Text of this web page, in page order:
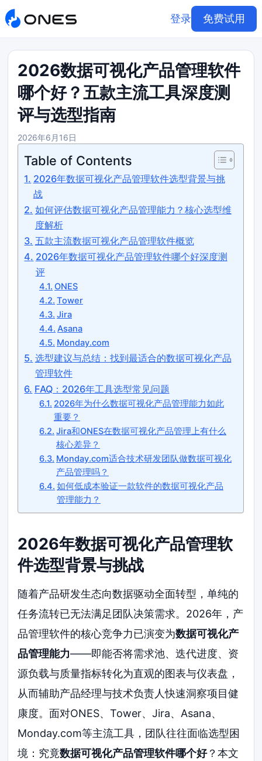
登录 免费试用
2026数据可视化产品管理软件
哪个好？五款主流工具深度测
评与选型指南
2026年6月16日
Table of Contents
2026年数据可视化产品管理软件选型背景与挑
战
如何评估数据可视化产品管理能力？核心选型维
度解析
五款主流数据可视化产品管理软件概览
2026年数据可视化产品管理软件哪个好深度测
评
ONES
Tower
Jira
Asana
Monday.com
选型建议与总结：找到最适合的数据可视化产品
管理软件
FAQ：2026年工具选型常见问题
2026年为什么数据可视化产品管理能力如此
重要？
Jira和ONES在数据可视化产品管理上有什么
核心差异？
Monday.com适合技术研发团队做数据可视化
产品管理吗？
如何低成本验证一款软件的数据可视化产品
管理能力？
2026年数据可视化产品管理软
件选型背景与挑战
随着产品研发生态向数据驱动全面转型，单纯的
任务流转已无法满足团队决策需求。2026年，产
品管理软件的核心竞争力已演变为数据可视化产
品管理能力——即能否将需求池、迭代进度、资
源负载与质量指标转化为直观的图表与仪表盘，
从而辅助产品经理与技术负责人快速洞察项目健
康度。面对ONES、Tower、Jira、Asana、
Monday.com等主流工具，团队往往面临选型困
境：究竟数据可视化产品管理软件哪个好？本文